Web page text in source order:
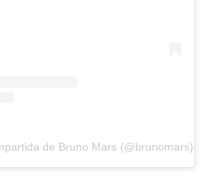
de Bruno Mars (@brunomars)